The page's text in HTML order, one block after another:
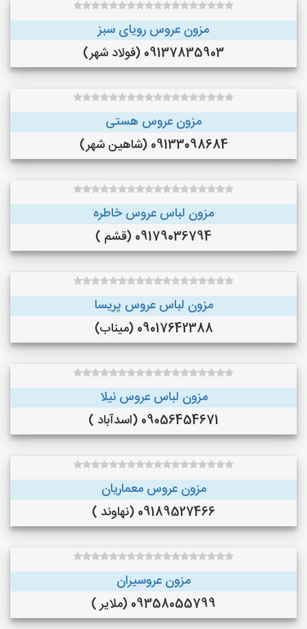
مزون عروس رویای سبز
09137835903 (فولاد شهر)
مزون عروس هستی
09133098684 (شاهین شهر)
مزون لباس عروس خاطره
09179036794 (قشم )
مزون لباس عروس پریسا
09017642388 (میناب)
مزون لباس عروس نیلا
09056454671 (اسدآباد )
مزون عروس معماریان
09189527466 (نهاوند )
مزون عروسیران
09358055799 (ملایر )